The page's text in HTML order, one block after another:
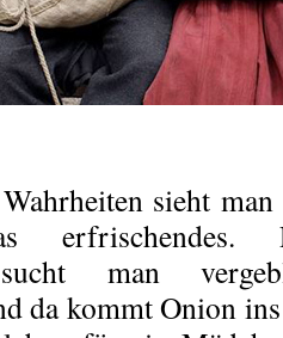
sieht
erfrischendes.
sucht man
da kommt Onion